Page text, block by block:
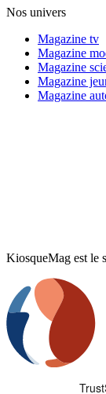
Nos univers
Magazine tv
Magazine
Magazine
Magazine
Magazine
KiosqueMag est le